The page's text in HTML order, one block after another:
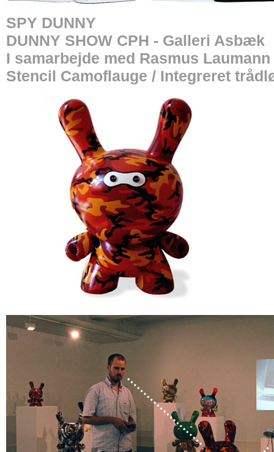
SPY DUNNY
DUNNY SHOW CPH - Galleri Asbæk
I samarbejde med Rasmus Laumann
Stencil Camoflauge / Integreret